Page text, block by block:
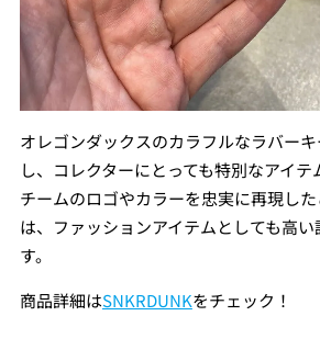
オレゴンダックスのカラフルなラバー
し、コレクターにとっても特別なアイテ
チームのロゴやカラーを忠実に再現し
は、ファッションアイテムとしても高
す。
商品詳細はSNKRDUNKをチェック！